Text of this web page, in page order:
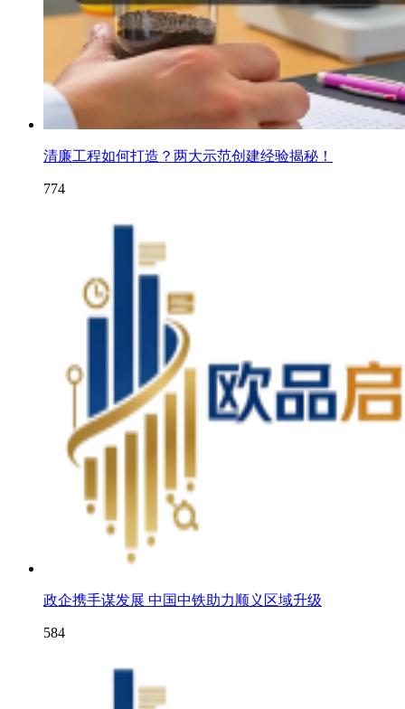
清廉工程如何打造？两大示范创建经验揭秘！
774
政企携手谋发展 中国中铁助力顺义区域升级
584